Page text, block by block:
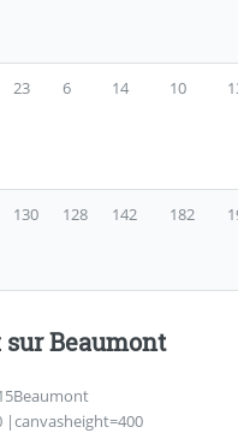
23 6 14 10
130 128 142 182
Beaumont